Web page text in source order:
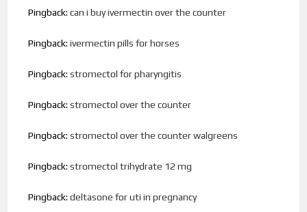
Pingback:can i buy ivermectin over the counter
Pingback:ivermectin pills for horses
Pingback:stromectol for pharyngitis
Pingback:stromectol over the counter
Pingback:stromectol over the counter walgreens
Pingback:stromectol trihydrate 12 mg
Pingback:deltasone for uti in pregnancy